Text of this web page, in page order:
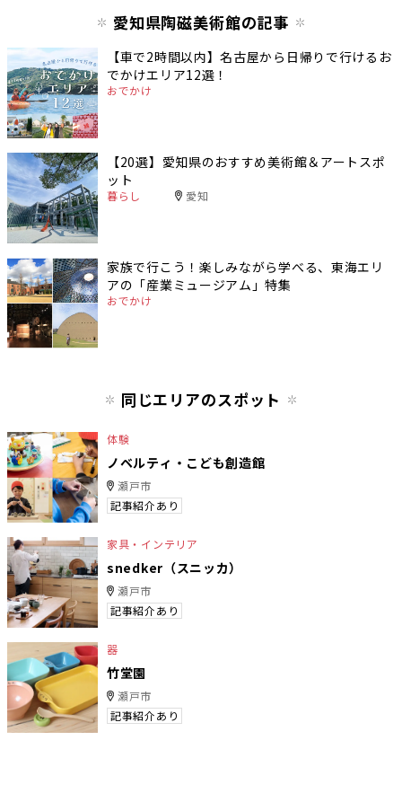
愛知県陶磁美術館の記事
【車で2時間以内】名古屋から日帰りで行けるお
でかけエリア12選！
おでかけ
【20選】愛知県のおすすめ美術館＆アートスポ
ット
暮らし 愛知
家族で行こう！楽しみながら学べる、東海エリ
アの「産業ミュージアム」特集
おでかけ
同じエリアのスポット
体験
ノベルティ・こども創造館
瀬戸市
記事紹介あり
家具・インテリア
snedker（スニッカ）
瀬戸市
記事紹介あり
器
竹堂園
瀬戸市
記事紹介あり